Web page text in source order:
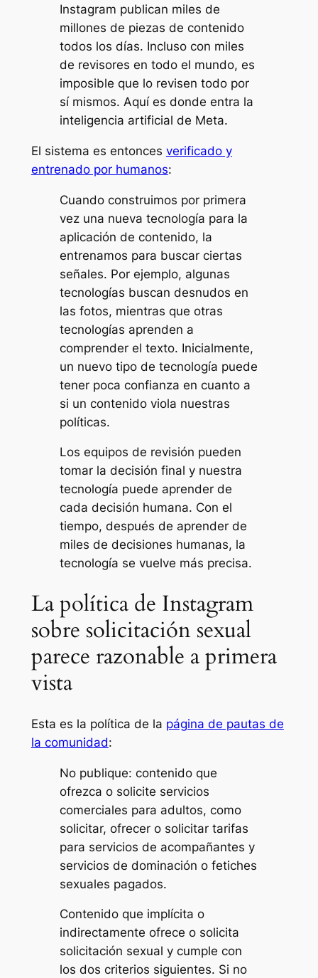
Instagram publican miles de
millones de piezas de contenido
todos los días. Incluso con miles
de revisores en todo el mundo, es
imposible que lo revisen todo por
sí mismos. Aquí es donde entra la
inteligencia artificial de Meta.
El sistema es entonces verificado y
entrenado por humanos:
Cuando construimos por primera
vez una nueva tecnología para la
aplicación de contenido, la
entrenamos para buscar ciertas
señales. Por ejemplo, algunas
tecnologías buscan desnudos en
las fotos, mientras que otras
tecnologías aprenden a
comprender el texto. Inicialmente,
un nuevo tipo de tecnología puede
tener poca confianza en cuanto a
si un contenido viola nuestras
políticas.
Los equipos de revisión pueden
tomar la decisión final y nuestra
tecnología puede aprender de
cada decisión humana. Con el
tiempo, después de aprender de
miles de decisiones humanas, la
tecnología se vuelve más precisa.
La política de Instagram
sobre solicitación sexual
parece razonable a primera
vista
Esta es la política de la página de pautas de
la comunidad:
No publique: contenido que
ofrezca o solicite servicios
comerciales para adultos, como
solicitar, ofrecer o solicitar tarifas
para servicios de acompañantes y
servicios de dominación o fetiches
sexuales pagados.
Contenido que implícita o
indirectamente ofrece o solicita
solicitación sexual y cumple con
los dos criterios siguientes. Si no